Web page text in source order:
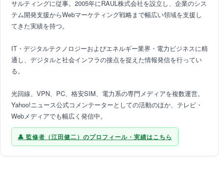
サルティングに従事。2005年にRAUL株式会社を設立し、企業のシス
テム開発支援からWebマーケティング戦略まで幅広い領域を支援し
てきた実績を持つ。
IT・デジタルテクノロジーおよびエネルギー業界・電力ビジネスに精
通し、デジタルと社会インフラの接点を捉えた情報発信を行ってい
る。
光回線、VPN、PC、格安SIM、電力系の専門メディアを複数運営。
Yahoo!ニュース公式コメンテーターとしての活動のほか、テレビ・
Webメディアでも幅広く発信中。
監修者（江田健二）のプロフィール・実績はこちら